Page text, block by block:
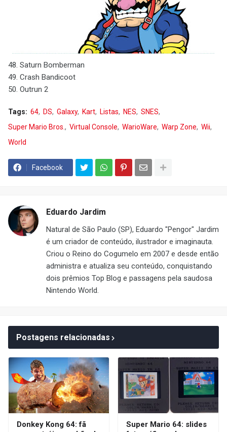
48. Saturn Bomberman
49. Crash Bandicoot
50. Outrun 2
Tags: 64 DS Galaxy Kart Listas NES
SNES
Super Mario Bros.
Virtual Console WarioWare Warp Zone
Wii
World
Facebook
Eduardo Jardim
Natural de São Paulo (SP), Eduardo "Pengor" Jardim
é um criador de conteúdo, ilustrador e imaginauta.
Criou o Reino do Cogumelo em 2007 e desde então
administra e atualiza seu conteúdo, conquistando
dois prêmios Top Blog e passagens pela saudosa
Nintendo World.
Postagens relacionadas
Donkey Kong 64: fã
Super Mario 64: slides